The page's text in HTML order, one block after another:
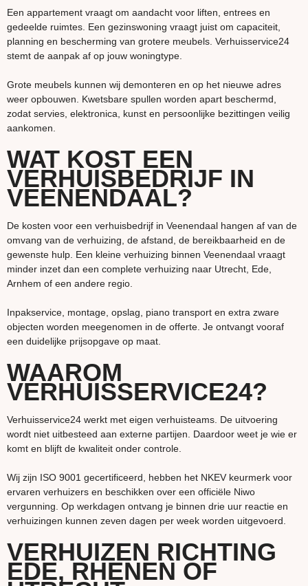
Een appartement vraagt om aandacht voor liften, entrees en
gedeelde ruimtes. Een gezinswoning vraagt juist om capaciteit,
planning en bescherming van grotere meubels. Verhuisservice24
stemt de aanpak af op jouw woningtype.
Grote meubels kunnen wij demonteren en op het nieuwe adres
weer opbouwen. Kwetsbare spullen worden apart beschermd,
zodat servies, elektronica, kunst en persoonlijke bezittingen veilig
aankomen.
WAT KOST EEN
VERHUISBEDRIJF IN
VEENENDAAL?
De kosten voor een verhuisbedrijf in Veenendaal hangen af van de
omvang van de verhuizing, de afstand, de bereikbaarheid en de
gewenste hulp. Een kleine verhuizing binnen Veenendaal vraagt
minder inzet dan een complete verhuizing naar Utrecht, Ede,
Arnhem of een andere regio.
Inpakservice, montage, opslag, piano transport en extra zware
objecten worden meegenomen in de offerte. Je ontvangt vooraf
een duidelijke prijsopgave op maat.
WAAROM
VERHUISSERVICE24?
Verhuisservice24 werkt met eigen verhuisteams. De uitvoering
wordt niet uitbesteed aan externe partijen. Daardoor weet je wie er
komt en blijft de kwaliteit onder controle.
Wij zijn ISO 9001 gecertificeerd, hebben het NKEV keurmerk voor
ervaren verhuizers en beschikken over een officiële Niwo
vergunning. Op werkdagen ontvang je binnen drie uur reactie en
verhuizingen kunnen zeven dagen per week worden uitgevoerd.
VERHUIZEN RICHTING
EDE, RHENEN OF